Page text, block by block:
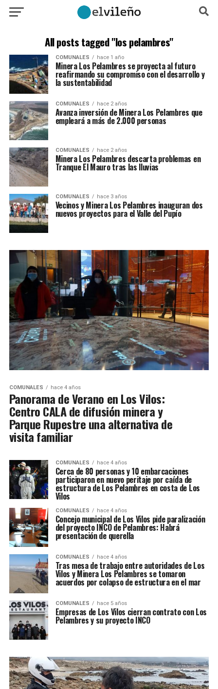
All posts tagged "los pelambres"
COMUNALES hace 1 año
Minera Los Pelambres se proyecta al futuro
reafirmando su compromiso con el desarrollo y
la sustentabilidad
COMUNALES hace 2 años
Avanza inversión de Minera Los Pelambres que
empleará a más de 2.000 personas
COMUNALES hace 2 años
Minera Los Pelambres descarta problemas en
Tranque El Mauro tras las lluvias
COMUNALES hace 3 años
Vecinos y Minera Los Pelambres inauguran dos
nuevos proyectos para el Valle del Pupío
COMUNALES hace 4 años
Panorama de Verano en Los Vilos:
Centro CALA de difusión minera y
Parque Rupestre una alternativa de
visita familiar
COMUNALES hace 4 años
Cerca de 80 personas y 10 embarcaciones
participaron en nuevo peritaje por caída de
estructura de Los Pelambres en costa de Los
Vilos
COMUNALES hace 4 años
Concejo municipal de Los Vilos pide paralización
del proyecto INCO de Pelambres: Habrá
presentación de querella
COMUNALES hace 4 años
Tras mesa de trabajo entre autoridades de Los
Vilos y Minera Los Pelambres se tomaron
acuerdos por colapso de estructura en el mar
COMUNALES hace 5 años
Empresas de Los Vilos cierran contrato con Los
Pelambres y su proyecto INCO